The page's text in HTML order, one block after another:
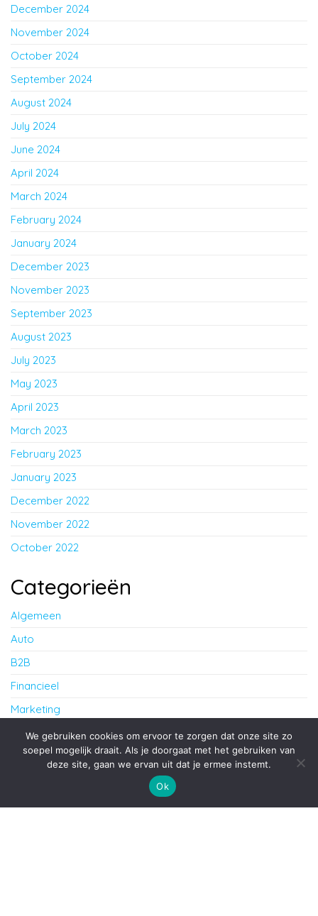
December 2024
November 2024
October 2024
September 2024
August 2024
July 2024
June 2024
April 2024
March 2024
February 2024
January 2024
December 2023
November 2023
September 2023
August 2023
July 2023
May 2023
April 2023
March 2023
February 2023
January 2023
December 2022
November 2022
October 2022
Categorieën
Algemeen
Auto
B2B
Financieel
Marketing
Werk
WordPress
We gebruiken cookies om ervoor te zorgen dat onze site zo
soepel mogelijk draait. Als je doorgaat met het gebruiken van
deze site, gaan we ervan uit dat je ermee instemt.
Ok